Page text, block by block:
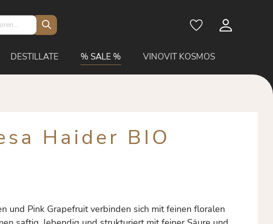
DESTILLATE % SALE % VINOVIT KOSMOS
Haider BIO
und Pink Grapefruit verbinden sich mit feinen floralen